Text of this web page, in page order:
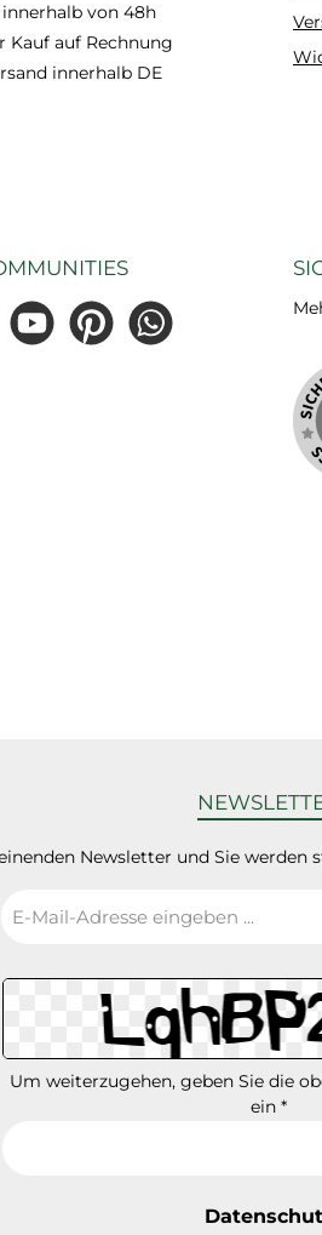
von 48h
Kauf auf Rechnung
innerhalb DE
YouTubePinterestWhatsApp
Newsletter und Sie
Mail-
*
Um weiterzugehen, geben Sie die
ein *